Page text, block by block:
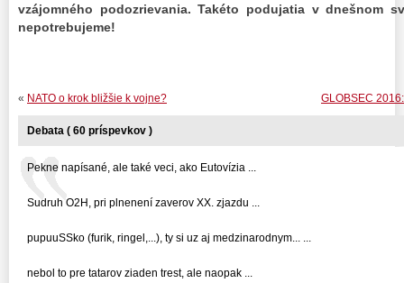
vzájomného podozrievania. Takéto podujatia v dnešnom
nepotrebujeme!
GLOBSEC
« NATO o krok bližšie k vojne?
Debata ( 60 príspevkov )
Pekne napísané, ale také veci, ako Eutovízia ...
Sudruh O2H, pri plnenení zaverov XX. zjazdu ...
pupuuSSko (furik, ringel,...), ty si uz aj medzinarodnym... ...
nebol to pre tatarov ziaden trest, ale naopak ...